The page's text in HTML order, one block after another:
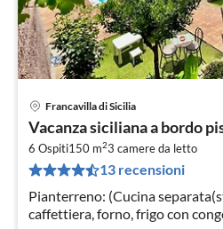
Francavilla di Sicilia
Vacanza siciliana a bordo
6 Ospiti150 m23 camere da letto
13 recensioni
Pianterreno: (Cucina
caffettiera, forno, frigo con